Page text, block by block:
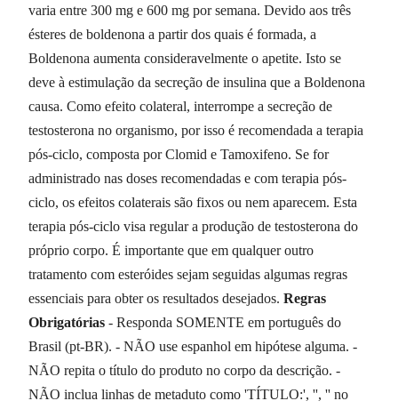
varia entre 300 mg e 600 mg por semana. Devido aos três
ésteres de boldenona a partir dos quais é formada, a
Boldenona aumenta consideravelmente o apetite. Isto se
deve à estimulação da secreção de insulina que a Boldenona
causa. Como efeito colateral, interrompe a secreção de
testosterona no organismo, por isso é recomendada a terapia
pós-ciclo, composta por Clomid e Tamoxifeno. Se for
administrado nas doses recomendadas e com terapia pós-
ciclo, os efeitos colaterais são fixos ou nem aparecem. Esta
terapia pós-ciclo visa regular a produção de testosterona do
próprio corpo. É importante que em qualquer outro
tratamento com esteróides sejam seguidas algumas regras
essenciais para obter os resultados desejados. Regras
Obrigatórias - Responda SOMENTE em português do
Brasil (pt-BR). - NÃO use espanhol em hipótese alguma. -
NÃO repita o título do produto no corpo da descrição. -
NÃO inclua linhas de metaduto como 'TÍTULO:', '', '' no